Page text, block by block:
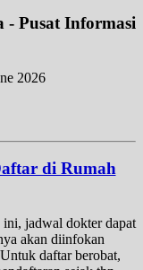
- Pusat Informasi
2026
di Rumah
jadwal dokter dapat
akan diinfokan
daftar berobat,